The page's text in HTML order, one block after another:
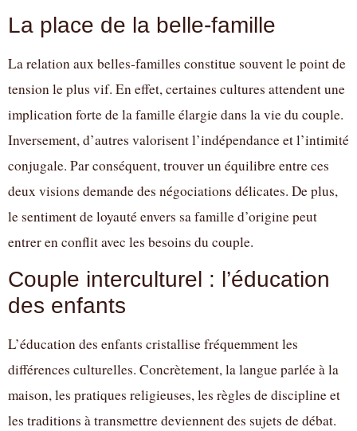
La place de la belle-famille
La relation aux belles-familles constitue souvent le point de
tension le plus vif. En effet, certaines cultures attendent une
implication forte de la famille élargie dans la vie du couple.
Inversement, d’autres valorisent l’indépendance et l’intimité
conjugale. Par conséquent, trouver un équilibre entre ces
deux visions demande des négociations délicates. De plus,
le sentiment de loyauté envers sa famille d’origine peut
entrer en conflit avec les besoins du couple.
Couple interculturel : l’éducation
des enfants
L’éducation des enfants cristallise fréquemment les
différences culturelles. Concrètement, la langue parlée à la
maison, les pratiques religieuses, les règles de discipline et
les traditions à transmettre deviennent des sujets de débat.